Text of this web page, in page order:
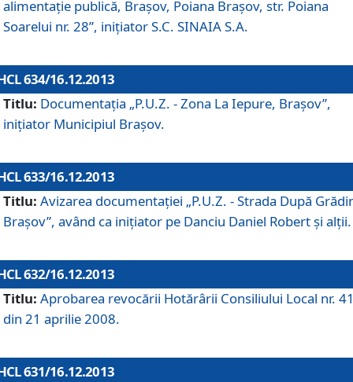
alimentaţie publică, Braşov, Poiana Braşov, str. Poiana
Soarelui nr. 28”, iniţiator S.C. SINAIA S.A.
634/16.12.2013
Titlu: Documentaţia „P.U.Z. - Zona La Iepure, Braşov”,
iniţiator Municipiul Braşov.
633/16.12.2013
Titlu: Avizarea documentaţiei „P.U.Z. - Strada După
Braşov”, având ca iniţiator pe Danciu Daniel Robert şi alţii.
632/16.12.2013
Titlu: Aprobarea revocării Hotărârii Consiliului Local nr.
din 21 aprilie 2008.
631/16.12.2013